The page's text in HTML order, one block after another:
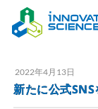
2022年4月13日
新たに公式SNS